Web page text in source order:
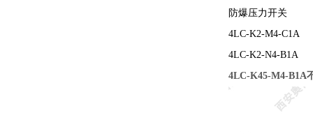
防爆压力开关
4LC-K2-M4-
4LC-K2-N4-
4LC-K45-M4-B1A